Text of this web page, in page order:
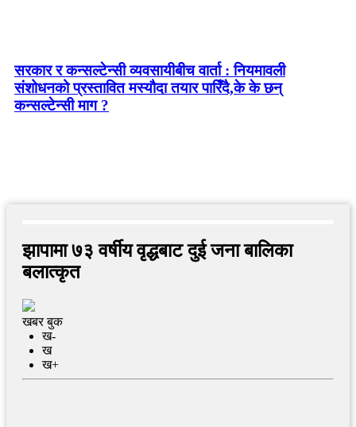
सरकार र कन्सल्टेन्सी व्यवसायीबीच वार्ता : नियमावली
संशोधनको प्रस्तावित मस्यौदा तयार पारिँदै,के के छन्
कन्सल्टेन्सी माग ?
झापामा ७३ वर्षीय वृद्धबाट दुई जना बालिका
बलात्कृत
खबर बुक
ख-
ख
ख+